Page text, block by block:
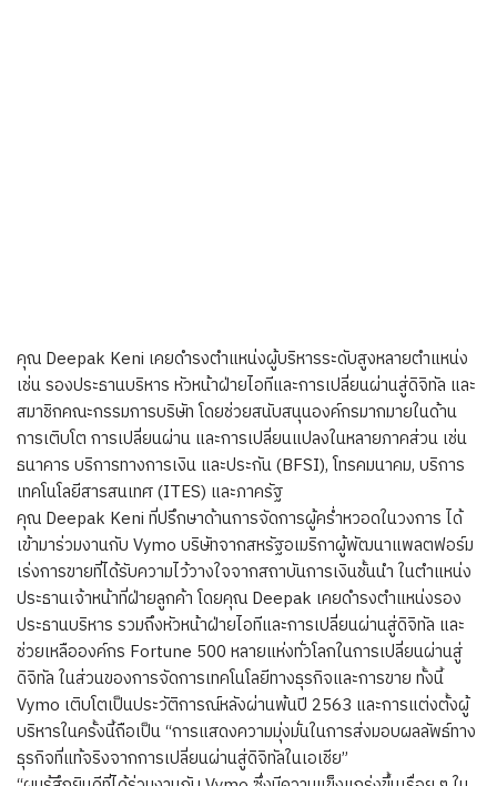
คุณ Deepak Keni เคยดำรงตำแหน่งผู้บริหารระดับสูงหลายตำแหน่ง
เช่น รองประธานบริหาร หัวหน้าฝ่ายไอทีและการเปลี่ยนผ่านสู่ดิจิทัล และ
สมาชิกคณะกรรมการบริษัท โดยช่วยสนับสนุนองค์กรมากมายในด้าน
การเติบโต การเปลี่ยนผ่าน และการเปลี่ยนแปลงในหลายภาคส่วน เช่น
ธนาคาร บริการทางการเงิน และประกัน (BFSI), โทรคมนาคม, บริการ
เทคโนโลยีสารสนเทศ (ITES) และภาครัฐ
คุณ Deepak Keni ที่ปรึกษาด้านการจัดการผู้คร่ำหวอดในวงการ ได้
เข้ามาร่วมงานกับ Vymo บริษัทจากสหรัฐอเมริกาผู้พัฒนาแพลตฟอร์ม
เร่งการขายที่ได้รับความไว้วางใจจากสถาบันการเงินชั้นนำ ในตำแหน่ง
ประธานเจ้าหน้าที่ฝ่ายลูกค้า โดยคุณ Deepak เคยดำรงตำแหน่งรอง
ประธานบริหาร รวมถึงหัวหน้าฝ่ายไอทีและการเปลี่ยนผ่านสู่ดิจิทัล และ
ช่วยเหลือองค์กร Fortune 500 หลายแห่งทั่วโลกในการเปลี่ยนผ่านสู่
ดิจิทัล ในส่วนของการจัดการเทคโนโลยีทางธุรกิจและการขาย ทั้งนี้
Vymo เติบโตเป็นประวัติการณ์หลังผ่านพ้นปี 2563 และการแต่งตั้งผู้
บริหารในครั้งนี้ถือเป็น “การแสดงความมุ่งมั่นในการส่งมอบผลลัพธ์ทาง
ธุรกิจที่แท้จริงจากการเปลี่ยนผ่านสู่ดิจิทัลในเอเชีย”